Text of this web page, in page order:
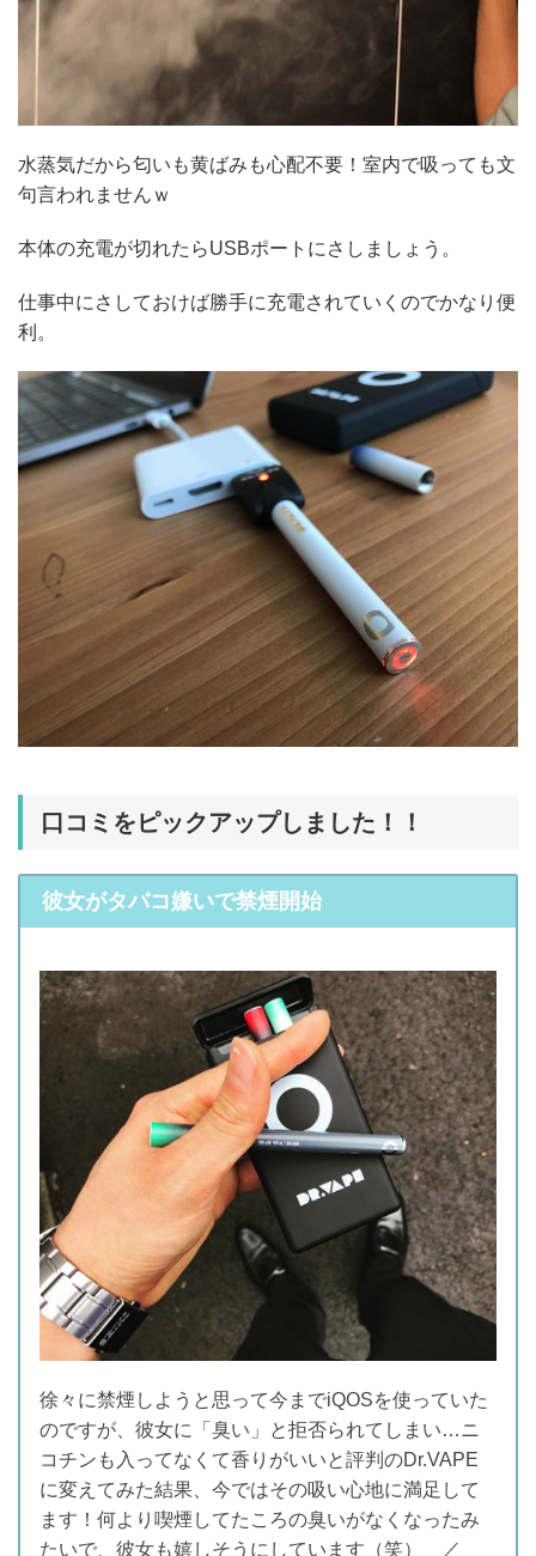
水蒸気だから匂いも黄ばみも心配不要！室内で吸っても文
句言われませんｗ
本体の充電が切れたらUSBポートにさしましょう。
仕事中にさしておけば勝手に充電されていくのでかなり便
利。
口コミをピックアップしました！！
彼女がタバコ嫌いで禁煙開始
徐々に禁煙しようと思って今までiQOSを使っていた
のですが、彼女に「臭い」と拒否られてしまい…ニ
コチンも入ってなくて香りがいいと評判のDr.VAPE
に変えてみた結果、今ではその吸い心地に満足して
ます！何より喫煙してたころの臭いがなくなったみ
たいで、彼女も嬉しそうにしています（笑） ／